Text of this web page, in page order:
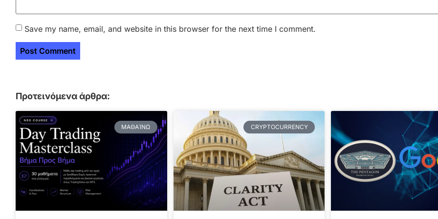
Save my name, email, and website in this browser for the next time I comment.
Προτεινόμενα άρθρα:
ΜΑΘΑΊΝΩ CRYPTOCURRENCY